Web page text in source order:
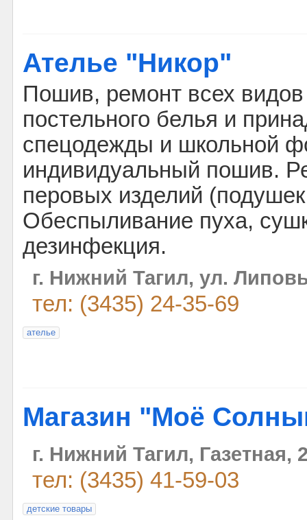
Ателье "Никор"
Пошив, ремонт всех
постельного белья и
спецодежды и школьной
индивидуальный пошив.
перовых изделий
Обеспыливание пуха,
дезинфекция.
г. Нижний Тагил, ул.
тел: (3435) 24-35-69
ателье
Магазин "Моё
г. Нижний Тагил, Газетная,
тел: (3435) 41-59-03
детские товары